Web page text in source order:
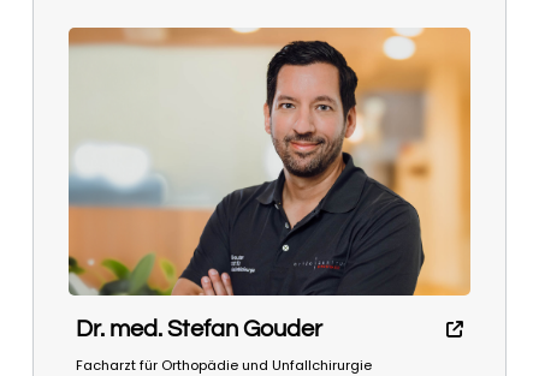
Dr. med. Stefan Gouder
Facharzt für Orthopädie und Unfallchirurgie